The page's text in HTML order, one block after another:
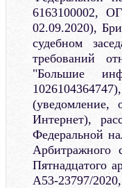
6163100002,
02.09.2020),
судебном
требований
"Большие
Интернет),
Федеральной
Арбитражного
Пятнадцатого
А53-23797/